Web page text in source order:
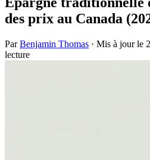
des prix au Canada
ParBenjamin Thomas · Mis à jour le
lecture